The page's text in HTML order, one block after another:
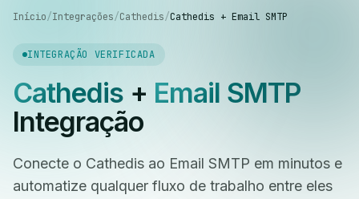
Início/Integrações/Cathedis/Cathedis + Email SMTP
INTEGRAÇÃO VERIFICADA
Cathedis+ Email SMTP
Integração
Conecte o Cathedis ao Email SMTP em minutos e
automatize qualquer fluxo de trabalho entre eles